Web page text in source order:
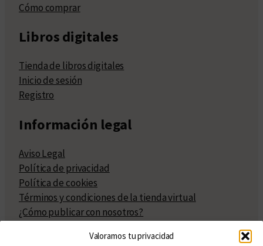
Valoramos tu privacidad
Cómo comprar
Libros digitales
Tienda de libros digitales
Inicio de sesión
Registro
Información legal
Aviso Legal
Política de privacidad
Política de cookies
Términos y condiciones de la tienda virtual
¿Cómo publicar con nosotros?
Políticas de publicación